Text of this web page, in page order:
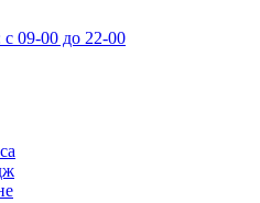
09-00 до 22-00